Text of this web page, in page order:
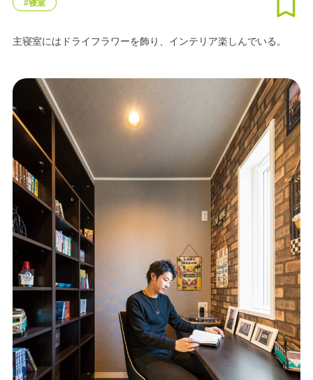
#寝室
主寝室にはドライフラワーを飾り、インテリア楽しんでいる。